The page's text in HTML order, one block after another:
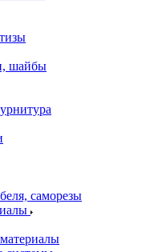
шайбы
саморезы